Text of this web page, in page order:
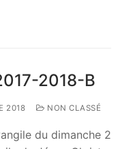
2018-B
2018 NON CLASSÉ
du dimanche 2